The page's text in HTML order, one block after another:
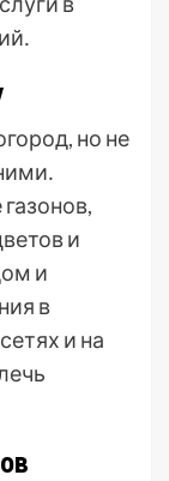
но не
и
и
в
и на